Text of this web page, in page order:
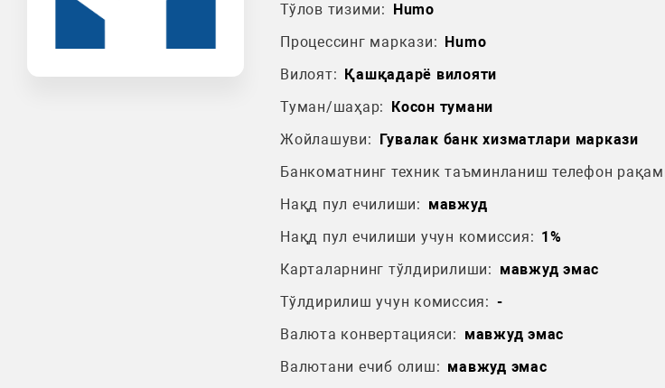
Тўлов тизими: Humo
Процессинг маркази: Humo
Вилоят: Қашқадарё вилояти
Туман/шаҳар: Косон тумани
Жойлашуви: Гувалак банк хизматлари маркази
Банкоматнинг техник таъминланиш телефон
Нақд пул ечилиши: мавжуд
Нақд пул ечилиши учун комиссия: 1%
Карталарнинг тўлдирилиши: мавжуд эмас
Тўлдирилиш учун комиссия: -
Валюта конвертацияси: мавжуд эмас
Валютани ечиб олиш: мавжуд эмас